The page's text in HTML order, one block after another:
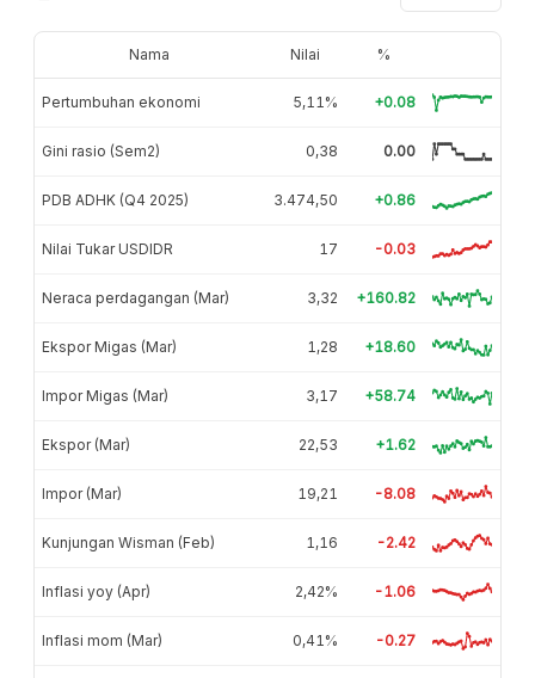
Nama Nilai %
Pertumbuhan ekonomi 5,11% +0.08
Gini rasio (Sem2) 0,38 0.00
PDB ADHK (Q4 2025) 3.474,50 +0.86
Nilai Tukar USDIDR 17 -0.03
Neraca perdagangan (Mar) 3,32 +160.82
Ekspor Migas (Mar) 1,28 +18.60
Impor Migas (Mar) 3,17 +58.74
Ekspor (Mar) 22,53 +1.62
Impor (Mar) 19,21 -8.08
Kunjungan Wisman (Feb) 1,16 -2.42
Inflasi yoy (Apr) 2,42% -1.06
Inflasi mom (Mar) 0,41% -0.27